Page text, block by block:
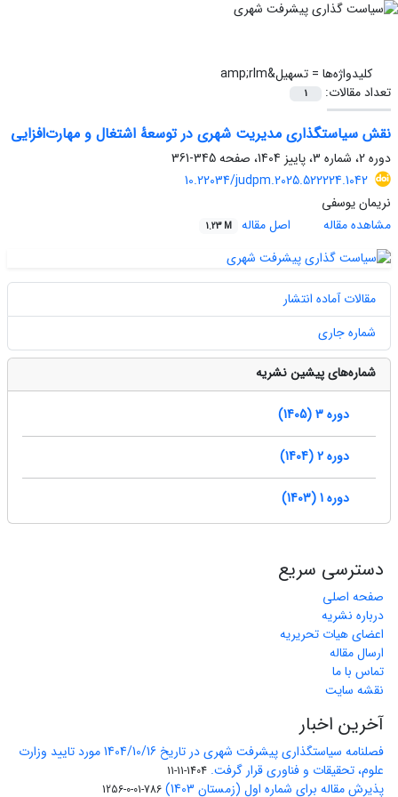
کلیدواژه‌ها =تسهیل&amp;‌rlm
تعداد مقالات:
1
نقش‌ سیاستگذاری مدیریت شهری در توسعۀ اشتغال و مهارت‌افزایی
دوره 2، شماره 3، پاییز 1404، صفحه
345-361
10.22034/judpm.2025.522224.1042
نریمان یوسفی
مشاهده مقاله
اصل مقاله 1.23 M
مقالات آماده انتشار
شماره جاری
شماره‌های پیشین نشریه
دوره 3 (1405)
دوره 2 (1404)
دوره 1 (1403)
دسترسی سریع
صفحه اصلی
درباره نشریه
اعضای هیات تحریریه
ارسال مقاله
تماس با ما
نقشه سایت
آخرین اخبار
فصلنامه سیاستگذاری پیشرفت شهری در تاریخ 1404/10/16 مورد تایید وزارت
علوم، تحقیقات و فناوری قرار گرفت. 1404-11-11
پذیرش مقاله برای شماره اول (زمستان 1403) 786-01-0-1256